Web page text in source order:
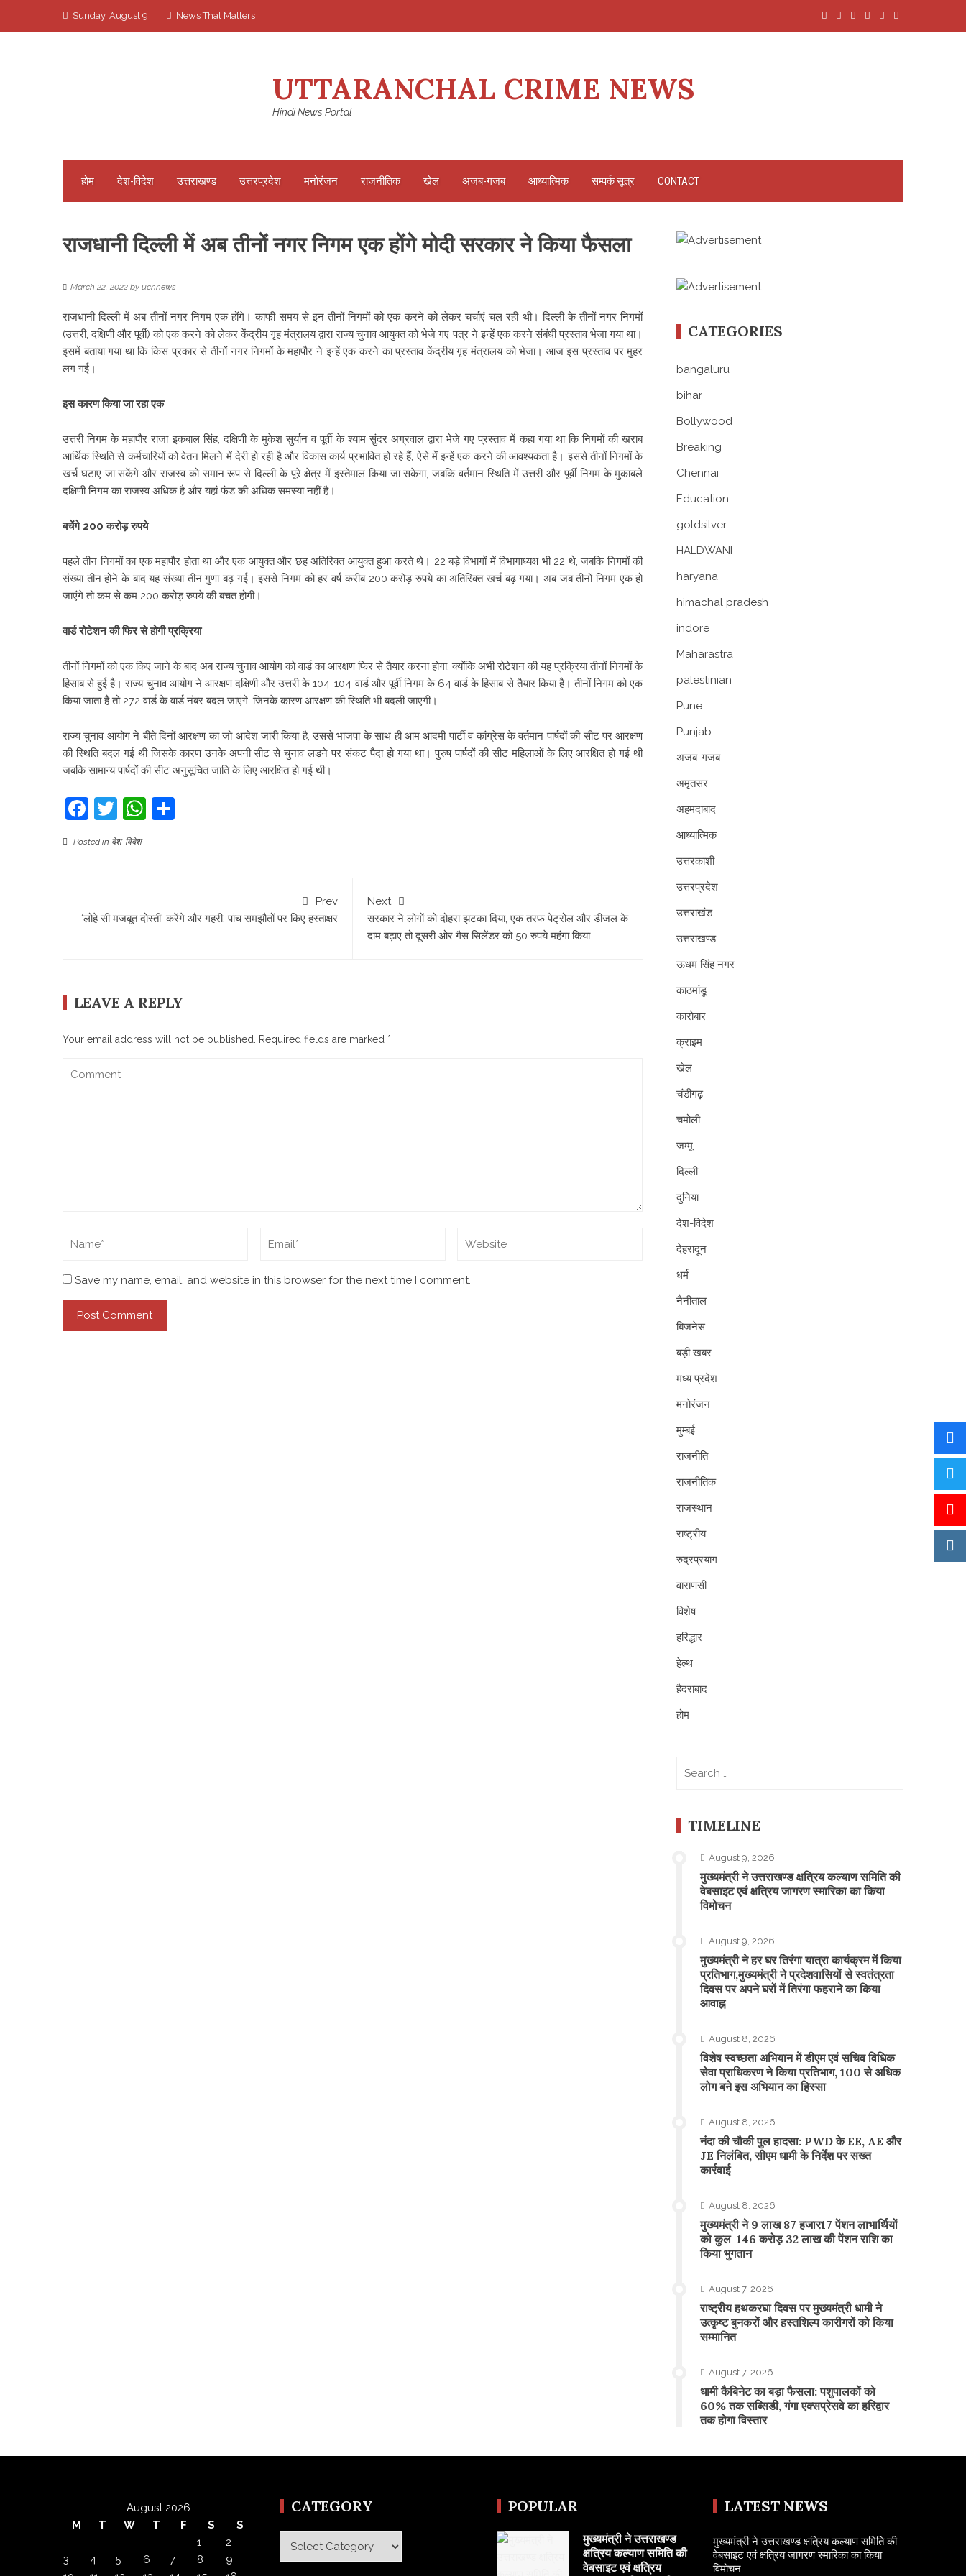
Sunday, August 9 News That Matters
UTTARANCHAL CRIME NEWS
Hindi News Portal
होम देश-विदेश उत्तराखण्ड उत्तरप्रदेश मनोरंजन राजनीतिक खेल अजब-गजब आध्यात्मिक सम्पर्क सूत्र CONTACT
राजधानी दिल्ली में अब तीनों नगर निगम एक होंगे मोदी सरकार ने किया फैसला
March 22, 2022 by ucnnews
राजधानी दिल्ली में अब तीनों नगर निगम एक होंगे। काफी समय से इन तीनों निगमों को एक करने को लेकर चर्चाएं चल रही थी। दिल्ली के तीनों नगर निगमों
(उत्तरी, दक्षिणी और पूर्वी) को एक करने को लेकर केंद्रीय गृह मंत्रालय द्वारा राज्य चुनाव आयुक्त को भेजे गए पत्र ने इन्हें एक करने संबंधी प्रस्ताव भेजा गया था।
इसमें बताया गया था कि किस प्रकार से तीनों नगर निगमों के महापौर ने इन्हें एक करने का प्रस्ताव केंद्रीय गृह मंत्रालय को भेजा। आज इस प्रस्ताव पर मुहर
लग गई।
इस कारण किया जा रहा एक
उत्तरी निगम के महापौर राजा इकबाल सिंह, दक्षिणी के मुकेश सुर्यान व पूर्वी के श्याम सुंदर अग्रवाल द्वारा भेजे गए प्रस्ताव में कहा गया था कि निगमों की खराब
आर्थिक स्थिति से कर्मचारियों को वेतन मिलने में देरी हो रही है और विकास कार्य प्रभावित हो रहे हैं, ऐसे में इन्हें एक करने की आवश्यकता है। इससे तीनों निगमों के
खर्च घटाए जा सकेंगे और राजस्व को समान रूप से दिल्ली के पूरे क्षेत्र में इस्तेमाल किया जा सकेगा, जबकि वर्तमान स्थिति में उत्तरी और पूर्वी निगम के मुकाबले
दक्षिणी निगम का राजस्व अधिक है और यहां फंड की अधिक समस्या नहीं है।
बचेंगे 200 करोड़ रुपये
पहले तीन निगमों का एक महापौर होता था और एक आयुक्त और छह अतिरिक्त आयुक्त हुआ करते थे। 22 बड़े विभागों में विभागाध्यक्ष भी 22 थे, जबकि निगमों की
संख्या तीन होने के बाद यह संख्या तीन गुणा बढ़ गई। इससे निगम को हर वर्ष करीब 200 करोड़ रुपये का अतिरिक्त खर्च बढ़ गया। अब जब तीनों निगम एक हो
जाएंगे तो कम से कम 200 करोड़ रुपये की बचत होगी।
वार्ड रोटेशन की फिर से होगी प्रक्रिया
तीनों निगमों को एक किए जाने के बाद अब राज्य चुनाव आयोग को वार्ड का आरक्षण फिर से तैयार करना होगा, क्योंकि अभी रोटेशन की यह प्रक्रिया तीनों निगमों के
हिसाब से हुई है। राज्य चुनाव आयोग ने आरक्षण दक्षिणी और उत्तरी के 104-104 वार्ड और पूर्वी निगम के 64 वार्ड के हिसाब से तैयार किया है। तीनों निगम को एक
किया जाता है तो 272 वार्ड के वार्ड नंबर बदल जाएंगे, जिनके कारण आरक्षण की स्थिति भी बदली जाएगी।
राज्य चुनाव आयोग ने बीते दिनों आरक्षण का जो आदेश जारी किया है, उससे भाजपा के साथ ही आम आदमी पार्टी व कांग्रेस के वर्तमान पार्षदों की सीट पर आरक्षण
की स्थिति बदल गई थी जिसके कारण उनके अपनी सीट से चुनाव लड़ने पर संकट पैदा हो गया था। पुरुष पार्षदों की सीट महिलाओं के लिए आरक्षित हो गई थी
जबकि सामान्य पार्षदों की सीट अनुसूचित जाति के लिए आरक्षित हो गई थी।
Facebook
TwitterWhatsApp
Posted in देश-विदेश
Prev
‘लोहे सी मजबूत दोस्ती’ करेंगे और गहरी, पांच समझौतों पर किए हस्ताक्षर
Next
सरकार ने लोगों को दोहरा झटका दिया, एक तरफ पेट्रोल और डीजल के
दाम बढ़ाए तो दूसरी ओर गैस सिलेंडर को 50 रुपये महंगा किया
LEAVE A REPLY
Your email address will not be published. Required fields are marked *
Save my name, email, and website in this browser for the next time I comment.
CATEGORIES
bangaluru
bihar
Bollywood
Breaking
Chennai
Education
goldsilver
HALDWANI
haryana
himachal pradesh
indore
Maharastra
palestinian
Pune
Punjab
अजब-गजब
अमृतसर
अहमदाबाद
आध्यात्मिक
उत्तरकाशी
उत्तरप्रदेश
उत्तराखंड
उत्तराखण्ड
ऊधम सिंह नगर
काठमांडू
कारोबार
क्राइम
खेल
चंडीगढ़
चमोली
जम्मू
दिल्ली
दुनिया
देश-विदेश
देहरादून
धर्म
नैनीताल
बिजनेस
बड़ी खबर
मध्य प्रदेश
मनोरंजन
मुम्बई
राजनीति
राजनीतिक
राजस्थान
राष्ट्रीय
रुद्रप्रयाग
वाराणसी
विशेष
हरिद्धार
हेल्थ
हैदराबाद
होम
TIMELINE
August 9, 2026
मुख्यमंत्री ने उत्तराखण्ड क्षत्रिय कल्याण समिति की
वेबसाइट एवं क्षत्रिय जागरण स्मारिका का किया
विमोचन
August 9, 2026
मुख्यमंत्री ने हर घर तिरंगा यात्रा कार्यक्रम में किया
प्रतिभाग,मुख्यमंत्री ने प्रदेशवासियों से स्वतंत्रता
दिवस पर अपने घरों में तिरंगा फहराने का किया
आवाह्न
August 8, 2026
विशेष स्वच्छता अभियान में डीएम एवं सचिव विधिक
सेवा प्राधिकरण ने किया प्रतिभाग, 100 से अधिक
लोग बने इस अभियान का हिस्सा
August 8, 2026
नंदा की चौकी पुल हादसा: PWD के EE, AE और
JE निलंबित, सीएम धामी के निर्देश पर सख्त
कार्रवाई
August 8, 2026
मुख्यमंत्री ने 9 लाख 87 हजार17 पेंशन लाभार्थियों
को कुल 146 करोड़ 32 लाख की पेंशन राशि का
किया भुगतान
August 7, 2026
राष्ट्रीय हथकरघा दिवस पर मुख्यमंत्री धामी ने
उत्कृष्ट बुनकरों और हस्तशिल्प कारीगरों को किया
सम्मानित
August 7, 2026
​धामी कैबिनेट का बड़ा फैसला: पशुपालकों को
60% तक सब्सिडी, गंगा एक्सप्रेसवे का हरिद्वार
तक होगा विस्तार
August 2026
M
T W T F S
S
1
2
3
4 5 6 7 8
9
CATEGORY
Category
POPULAR
मुख्यमंत्री ने उत्तराखण्ड
क्षत्रिय कल्याण समिति की
वेबसाइट एवं क्षत्रिय
LATEST NEWS
मुख्यमंत्री ने उत्तराखण्ड क्षत्रिय कल्याण समिति की
वेबसाइट एवं क्षत्रिय जागरण स्मारिका का किया
विमोचन